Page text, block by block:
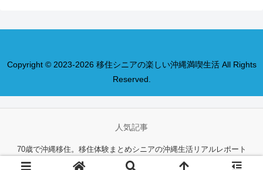
Copyright © 2023-2026 移住シニアの楽しい沖縄満喫生活 All Rights
Reserved.
人気記事
70歳で沖縄移住。移住体験まとめシニアの沖縄生活リアルレポート
70代の暮らしと趣味
akikoについて